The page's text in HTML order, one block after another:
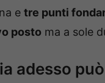
e tre punti
posto ma a sole
adesso